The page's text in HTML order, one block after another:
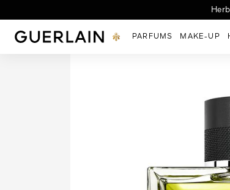
Guerlain - (Zurück zur Startseite)
PARFUMS MAKE-UP